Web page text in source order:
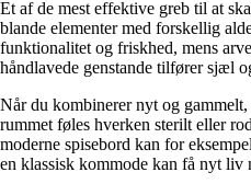
Et af de mest effektive greb til at
blande elementer med forskellig
funktionalitet og friskhed, mens
håndlavede genstande tilfører sjæl
Når du kombinerer nyt og
rummet føles hverken sterilt eller
moderne spisebord kan for
en klassisk kommode kan få nyt liv